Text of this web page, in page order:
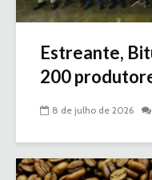
Estreante,
200
8 de julho de 2026